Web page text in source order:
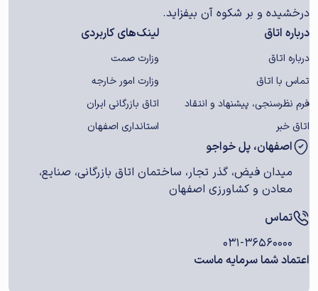
درخشیده و بر شکوه آن بیفزاید.
درباره اتاق
درباره اتاق
تماس با اتاق
فرم نظرسنجی، پیشنهاد و انتقاد
اتاق خبر
لینک‌های کاربردی
وزارت صمت
وزارت امور خارجه
اتاق بازرگانی ایران
استانداری اصفهان
اصفهان، پل خواجو
میدان فیض، گذر تجار، ساختمان اتاق بازرگانی، صنایع،
معادن و کشاورزی اصفهان
تماس
۰۳۱-۳۶۵۶۰۰۰۰
اعتماد شما سرمایه ماست